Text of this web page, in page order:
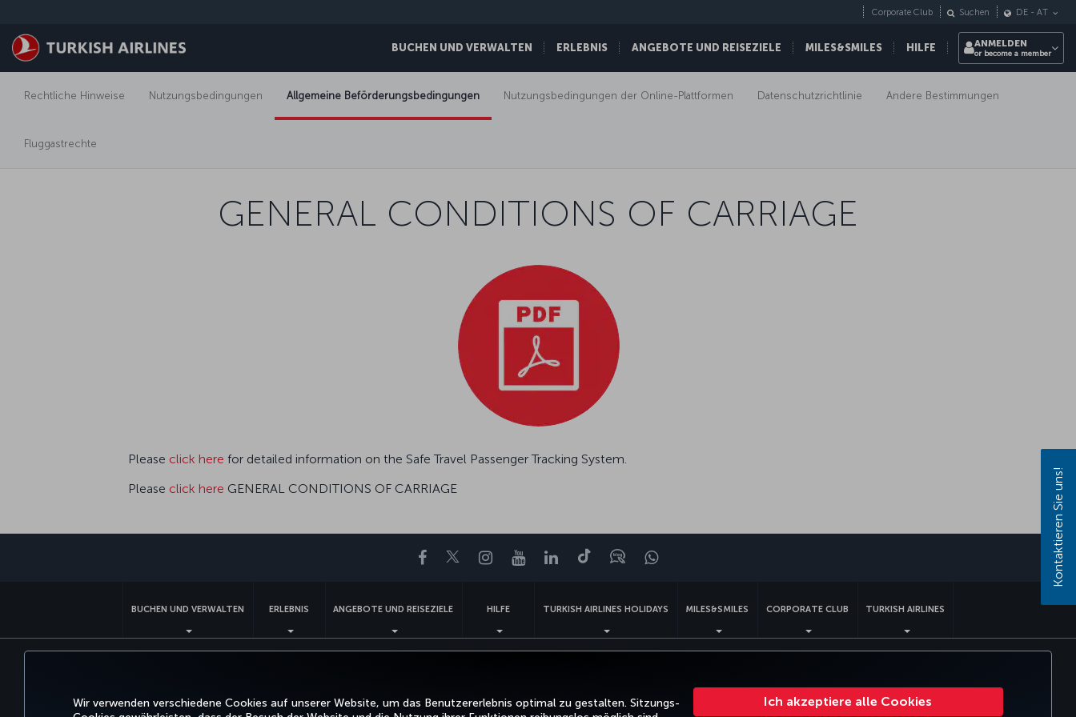
Wir verwenden verschiedene Cookies auf unserer Website, um das Benutzererlebnis optimal zu gestalten. Sitzungs-
Ich akzeptiere alle Cookies
BUCHEN UND VERWALTEN ERLEBNIS ANGEBOTE UND REISEZIELE MILES&SMILES HILFE
Corporate Club Suchen DE - AT
ANMELDEN
or become a member
Rechtliche Hinweise Nutzungsbedingungen Allgemeine Beförderungsbedingungen Nutzungsbedingungen der Online-Plattformen Datenschutzrichtlinie Andere Bestimmungen
Fluggastrechte
GENERAL CONDITIONS OF CARRIAGE
Please click here for detailed information on the Safe Travel Passenger Tracking System.
Please click here GENERAL CONDITIONS OF CARRIAGE
Facebook
TwitterInstagram
YouTubeLinkedIn
TikTokBlogWhatsapp
BUCHEN UND VERWALTEN ERLEBNIS ANGEBOTE UND REISEZIELE HILFE TURKISH AIRLINES HOLIDAYS MILES&SMILES CORPORATE CLUB TURKISH AIRLINES
Kontaktieren Sie uns!